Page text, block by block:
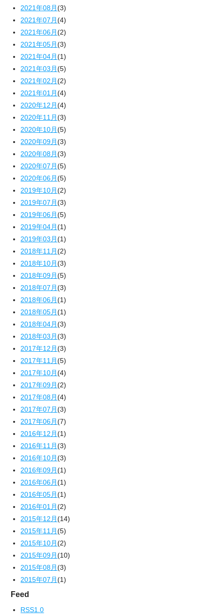
2021年08月(3)
2021年07月(4)
2021年06月(2)
2021年05月(3)
2021年04月(1)
2021年03月(5)
2021年02月(2)
2021年01月(4)
2020年12月(4)
2020年11月(3)
2020年10月(5)
2020年09月(3)
2020年08月(3)
2020年07月(5)
2020年06月(5)
2019年10月(2)
2019年07月(3)
2019年06月(5)
2019年04月(1)
2019年03月(1)
2018年11月(2)
2018年10月(3)
2018年09月(5)
2018年07月(3)
2018年06月(1)
2018年05月(1)
2018年04月(3)
2018年03月(3)
2017年12月(3)
2017年11月(5)
2017年10月(4)
2017年09月(2)
2017年08月(4)
2017年07月(3)
2017年06月(7)
2016年12月(1)
2016年11月(3)
2016年10月(3)
2016年09月(1)
2016年06月(1)
2016年05月(1)
2016年01月(2)
2015年12月(14)
2015年11月(5)
2015年10月(2)
2015年09月(10)
2015年08月(3)
2015年07月(1)
Feed
RSS1.0